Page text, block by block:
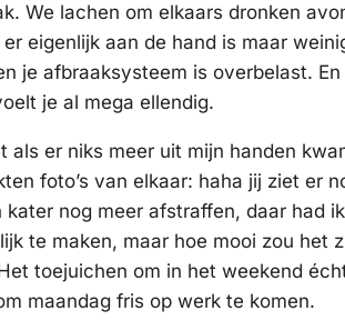
We lachen om elkaars dronken
eigenlijk aan de hand is maar
je afbraaksysteem is overbelast.
je al mega ellendig.
als er niks meer uit mijn handen
foto’s van elkaar: haha jij ziet
kater nog meer afstraffen, daar had
te maken, maar hoe mooi zou het
toejuichen om in het weekend
maandag fris op werk te komen.